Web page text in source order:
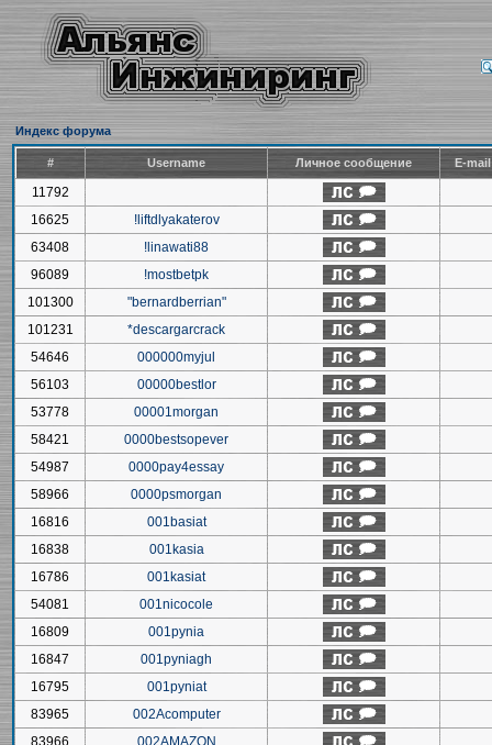
Индекс форума
# Username Личное сообщение E-
11792
16625
!liftdlyakaterov
63408
!linawati88
96089
!mostbetpk
101300
"bernardberrian"
101231
*descargarcrack
54646
000000myjul
56103
00000bestlor
53778
00001morgan
58421
0000bestsopever
54987
0000pay4essay
58966
0000psmorgan
16816
001basiat
16838
001kasia
16786
001kasiat
54081
001nicocole
16809
001pynia
16847
001pyniagh
16795
001pyniat
83965
002Acomputer
83966
002AMAZON